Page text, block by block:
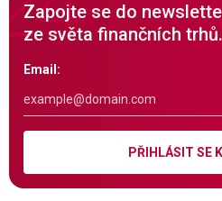
Zapojte se do
ze světa finančních trhů.
Email:
PŘIHLÁSIT SE